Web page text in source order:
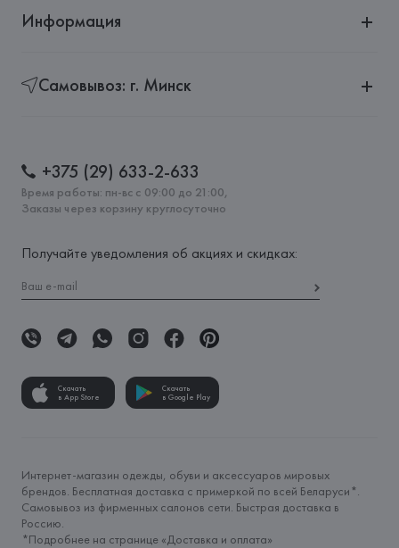
Информация
Самовывоз: г. Минск
+375 (29) 633-2-633
Время работы: пн-вс с 09:00 до 21:00,
Заказы через корзину круглосуточно
Получайте уведомления об акциях и скидках:
Скачать
в App Store
Скачать
в Google Play
Интернет-магазин одежды, обуви и аксессуаров мировых
брендов. Бесплатная доставка с примеркой по всей Беларуси*.
Самовывоз из фирменных салонов сети. Быстрая доставка в
Россию.
*Подробнее на странице «Доставка и оплата»